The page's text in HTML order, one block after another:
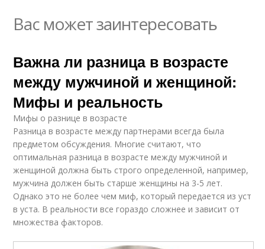
Вас может заинтересовать
Важна ли разница в возрасте
между мужчиной и женщиной:
Мифы и реальность
Мифы о разнице в возрасте
Разница в возрасте между партнерами всегда была
предметом обсуждения. Многие считают, что
оптимальная разница в возрасте между мужчиной и
женщиной должна быть строго определенной, например,
мужчина должен быть старше женщины на 3-5 лет.
Однако это не более чем миф, который передается из уст
в уста. В реальности все гораздо сложнее и зависит от
множества факторов.